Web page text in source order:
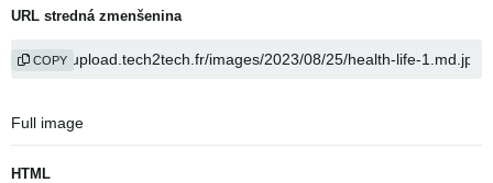
URL stredná zmenšenina
COPY
Full image
HTML